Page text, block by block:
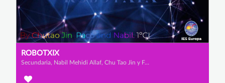
ROBOTXIX
Secundaria, Nabil Mehidi Allaf, Chu Tao Jin y Francisco Castro Martínez